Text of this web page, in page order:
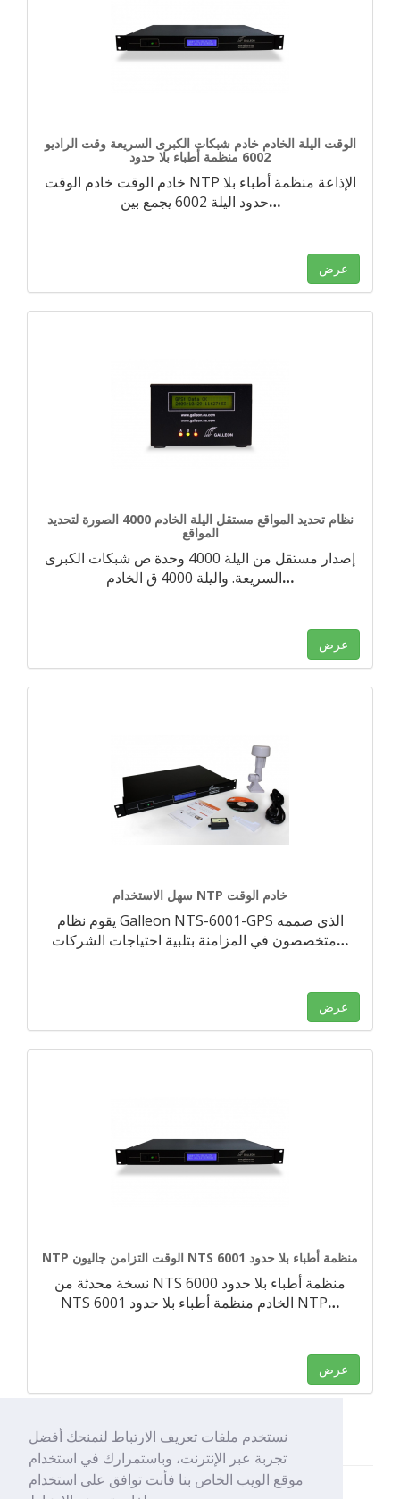
نستخدم ملفات تعريف الارتباط لنمنحك أفضل
تجربة عبر الإنترنت، وباستمرارك في استخدام
موقع الويب الخاص بنا فأنت توافق على استخدام
الوقت اليلة الخادم خادم شبكات الكبرى السريعة وقت الراديو
6002 منظمة أطباء بلا حدود
خادم الوقت خادم الوقت NTP الإذاعة منظمة أطباء بلا
حدود اليلة 6002 يجمع بين…
عرض
نظام تحديد المواقع مستقل اليلة الخادم 4000 الصورة لتحديد
المواقع
إصدار مستقل من اليلة 4000 وحدة ص شبكات الكبرى
السريعة. واليلة 4000 ق الخادم…
عرض
سهل الاستخدام NTP خادم الوقت
يقوم نظام Galleon NTS-6001-GPS الذي صممه
متخصصون في المزامنة بتلبية احتياجات الشركات…
عرض
NTP الوقت التزامن جاليون NTS 6001 منظمة أطباء بلا حدود
نسخة محدثة من NTS 6000 منظمة أطباء بلا حدود
NTS 6001 الخادم منظمة أطباء بلا حدود NTP…
عرض